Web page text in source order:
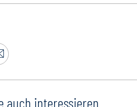
auch interessieren